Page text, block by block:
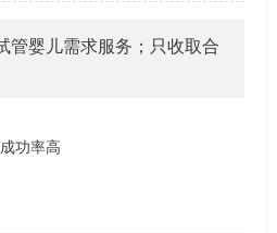
管婴儿需求服务；只收取合
功率高